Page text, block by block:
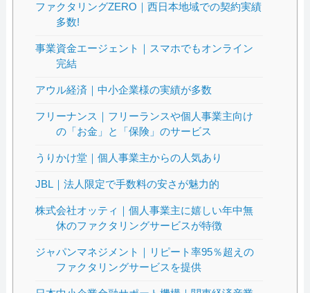
ファクタリングZERO｜西日本地域での契約実績
多数!
事業資金エージェント｜スマホでもオンライン
完結
アウル経済｜中小企業様の実績が多数
フリーナンス｜フリーランスや個人事業主向け
の「お金」と「保険」のサービス
うりかけ堂｜個人事業主からの人気あり
JBL｜法人限定で手数料の安さが魅力的
株式会社オッティ｜個人事業主に嬉しい年中無
休のファクタリングサービスが特徴
ジャパンマネジメント｜リピート率95％超えの
ファクタリングサービスを提供